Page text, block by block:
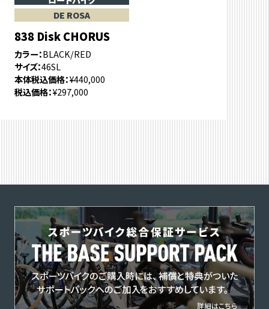
DE ROSA
838 Disk CHORUS
カラー BLACK/RED
サイズ 46SL
本体税込価格 ¥440,000
税込価格 ¥297,000